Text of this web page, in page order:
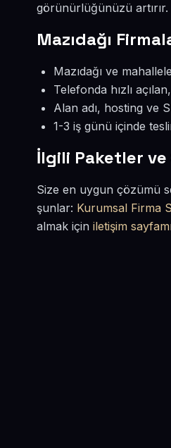
görünürlüğünüzü artırır.
Mazıdağı
Mazıdağı ve
Telefonda hızlı
Alan adı, hosting ve
1-3 iş günü içinde
İlgili Paketler
Size en uygun çözümü
şunlar: Kurumsal Firma
almak için iletişim